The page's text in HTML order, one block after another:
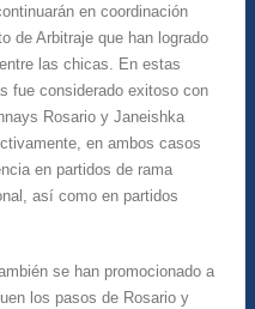
en coordinación
de Arbitraje que han logrado
las chicas. En estas
fue considerado exitoso con
Rosario y Janeishka
en ambos casos
en partidos de rama
así como en partidos
se han promocionado a
los pasos de Rosario y